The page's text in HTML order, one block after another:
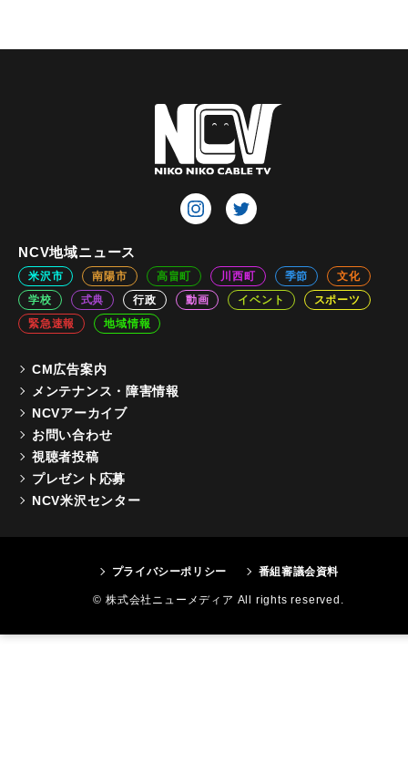
NCV地域ニュース
米沢市 南陽市 高畠町 川西町 季節
文化
学校
式典 行政 動画 イベント
スポーツ
緊急速報
地域情報
CM広告案内
メンテナンス・障害情報
NCVアーカイブ
お問い合わせ
視聴者投稿
プレゼント応募
NCV米沢センター
プライバシーポリシー 番組審議会資料
© 株式会社ニューメディア All rights reserved.